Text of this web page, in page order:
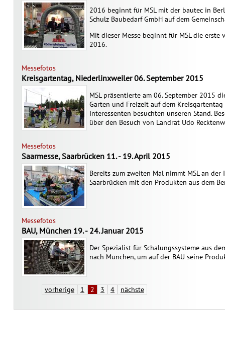
2016 beginnt für MSL mit der bautec in
Schulz Baubedarf GmbH auf dem
Mit dieser Messe beginnt für MSL die erste
2016.
Messefotos
Kreisgartentag, Niederlinxweiler 06. September 2015
MSL präsentierte am 06. September 2015
Garten und Freizeit auf dem
Interessenten besuchten unseren Stand.
über den Besuch von Landrat Udo
Messefotos
Saarmesse, Saarbrücken 11. - 19. April 2015
Bereits zum zweiten Mal nimmt MSL an der
Saarbrücken mit den Produkten aus dem
Messefotos
BAU, München 19. - 24. Januar 2015
Der Spezialist für Schalungssysteme aus
nach München, um auf der BAU seine
vorherige 1 2 3 4 nächste